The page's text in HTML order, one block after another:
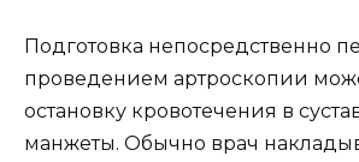
Подготовка непосредственно
проведением артроскопии
остановку кровотечения в
манжеты. Обычно врач